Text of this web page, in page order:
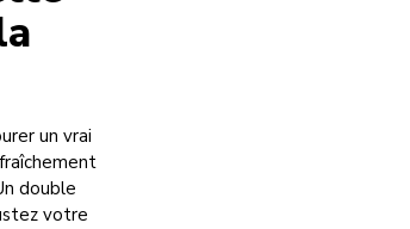
un vrai
double
votre